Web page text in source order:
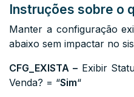
Instruções sobre o
Manter a configuração
abaixo sem impactar no
CFG_EXISTA – Exibir
Venda? = “Sim“